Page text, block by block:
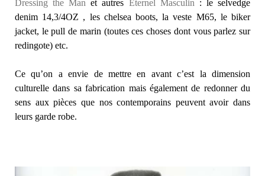
Dressing the Man et autres Eternel Masculin : le selvedge
denim 14,3/4OZ , les chelsea boots, la veste M65, le biker
jacket, le pull de marin (toutes ces choses dont vous parlez sur
redingote) etc.
Ce qu’on a envie de mettre en avant c’est la dimension
culturelle dans sa fabrication mais également de redonner du
sens aux pièces que nos contemporains peuvent avoir dans
leurs garde robe.